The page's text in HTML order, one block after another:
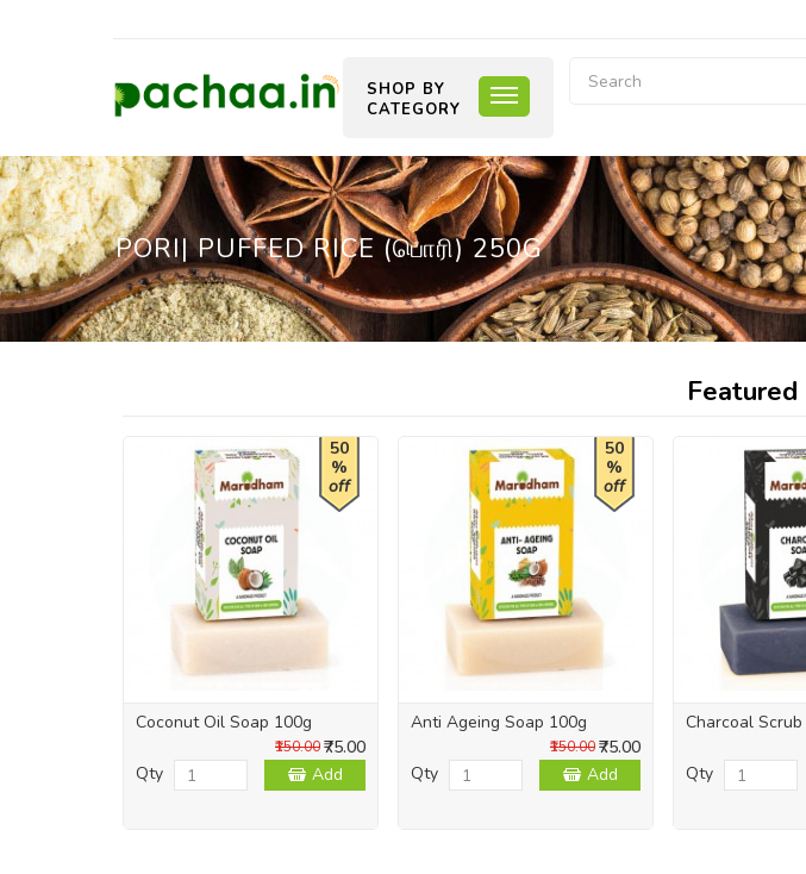
SHOP BY
CATEGORY
PORI| PUFFED RICE (பொரி) 250G
50
%
off
Coconut Oil Soap 100g
₹75.00
₹150.00
Qty Add
50
%
off
Anti Ageing Soap 100g
₹75.00
₹150.00
Qty Add
Charcoal
Qty